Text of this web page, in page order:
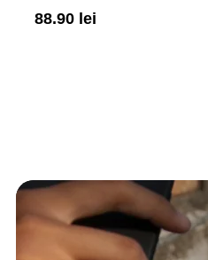
femei, cu striatii si
cusaturi plate 4F
88.90 lei